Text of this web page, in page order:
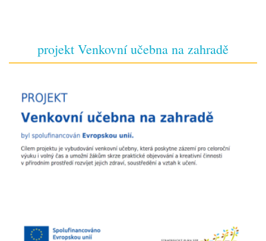
projekt Venkovní učebna na zahradě